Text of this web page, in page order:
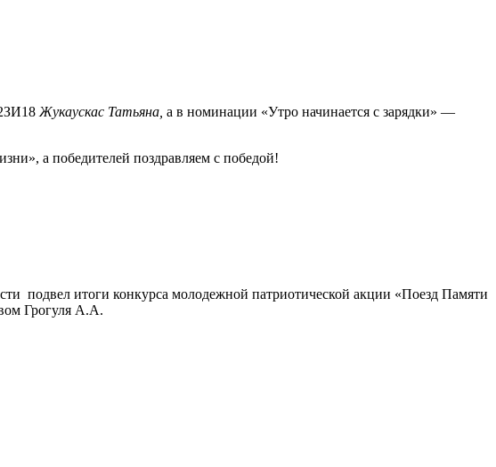
Жукаускас Татьяна, а в номинации «Утро начинается с зарядки» —
а победителей поздравляем с победой!
подвел итоги конкурса молодежной патриотической акции «Поезд Памяти
Грогуля А.А.